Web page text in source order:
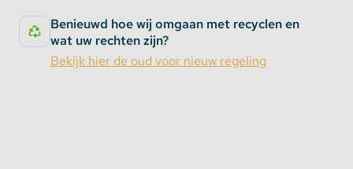
mogelijkheid om gebruik te maken van 4
voorgeprogrammeerde instellingen: Morning mode,
Daylight mode, Dusk mode en Night mode. Tot slot
Benieuwd hoe wij omgaan met recyclen en
wat uw rechten zijn?
Bekijk hier de oud voor nieuw regeling